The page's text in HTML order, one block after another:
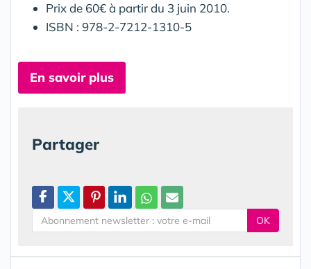
Prix de 60€ à partir du 3 juin 2010.
ISBN : 978-2-7212-1310-5
En savoir plus
Partager
OK